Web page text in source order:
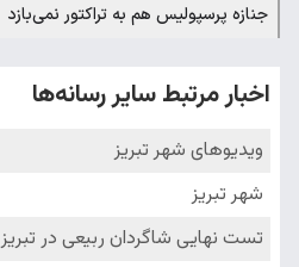
جنازه پرسپولیس هم به تراکتور نمی‌بازد